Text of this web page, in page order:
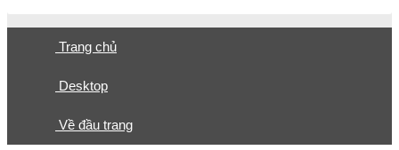
Trang chủ
Desktop
Về đầu trang